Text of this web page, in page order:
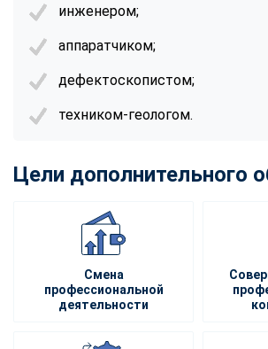
инженером;
аппаратчиком;
дефектоскопистом;
техником-геологом.
Цели дополнительного
Смена
профессиональной
деятельности
Telegram
Vkontakte